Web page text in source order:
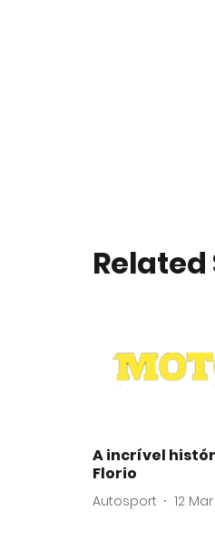
A incrível
Florio
Autosport 12